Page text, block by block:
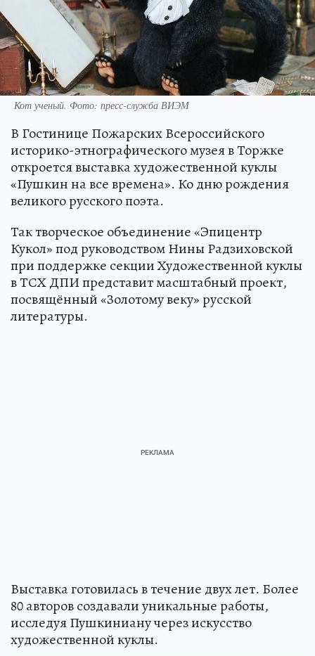
Кот ученый. Фото: пресс-служба ВИЭМ
В Гостинице Пожарских Всероссийского
историко-этнографического музея в Торжке
откроется выставка художественной куклы
«Пушкин на все времена». Ко дню рождения
великого русского поэта.
Так творческое объединение «Эпицентр
Кукол» под руководством Нины Радзиховской
при поддержке секции Художественной куклы
в ТСХ ДПИ представит масштабный проект,
посвящённый «Золотому веку» русской
литературы.
Выставка готовилась в течение двух лет. Более
80 авторов создавали уникальные работы,
исследуя Пушкиниану через искусство
художественной куклы.